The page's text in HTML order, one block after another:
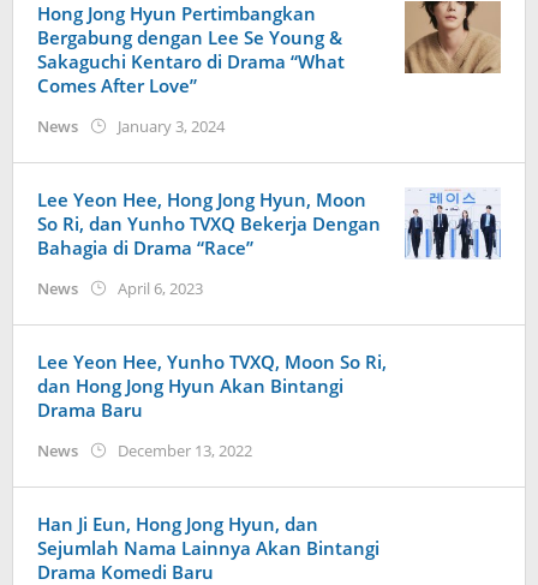
Hong Jong Hyun Pertimbangkan
Bergabung dengan Lee Se Young &
Sakaguchi Kentaro di Drama “What
Comes After Love”
News January 3, 2024by
Lee Yeon Hee, Hong Jong Hyun, Moon
So Ri, dan Yunho TVXQ Bekerja Dengan
Bahagia di Drama “Race”
News April 6, 2023by
Lee Yeon Hee, Yunho TVXQ, Moon So Ri,
dan Hong Jong Hyun Akan Bintangi
Drama Baru
News December 13, 2022by
Han Ji Eun, Hong Jong Hyun, dan
Sejumlah Nama Lainnya Akan Bintangi
Drama Komedi Baru